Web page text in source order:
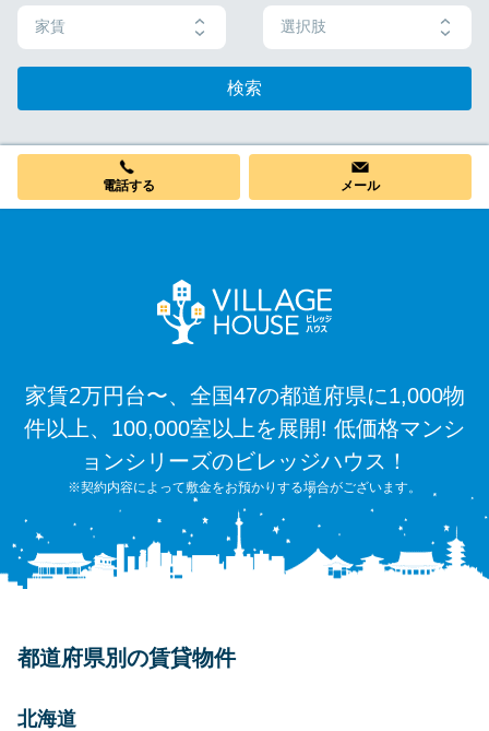
家賃 選択肢
検索
電話する メール
家賃2万円台〜、全国47の都道府県に1,000物
件以上、100,000室以上を展開! 低価格マンシ
ョンシリーズのビレッジハウス！
※契約内容によって敷金をお預かりする場合がございます。
都道府県別の賃貸物件
北海道